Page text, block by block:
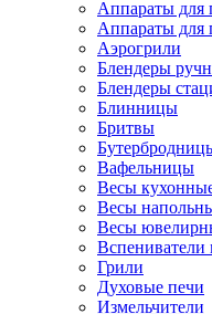
Аппараты для
Аппараты для
Аэрогрили
Блендеры
Блендеры
Блинницы
Бритвы
Вафельницы
Весы
Весы
Весы
Вспениватели
Грили
Духовые печи
Измельчители